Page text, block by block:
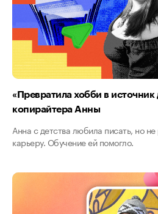
«Превратила хобби в источник
копирайтера Анны
Анна с детства любила писать, но
карьеру. Обучение ей помогло.